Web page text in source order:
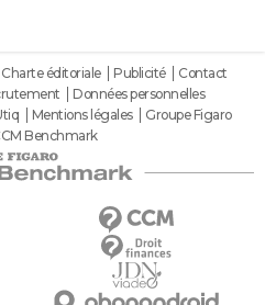
Charte éditoriale Publicité
Contact
Données personnelles
Mentions légales
Groupe Figaro
Benchmark